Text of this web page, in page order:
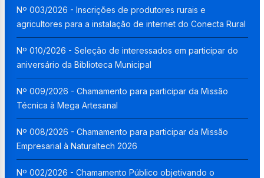
Nº 003/2026 - Inscrições de produtores rurais e
agricultores para a instalação de internet do Conecta Rural
Nº 010/2026 - Seleção de interessados em participar do
aniversário da Biblioteca Municipal
Nº 009/2026 - Chamamento para participar da Missão
Técnica à Mega Artesanal
Nº 008/2026 - Chamamento para participar da Missão
Empresarial à Naturaltech 2026
Nº 002/2026 - Chamamento Público objetivando o